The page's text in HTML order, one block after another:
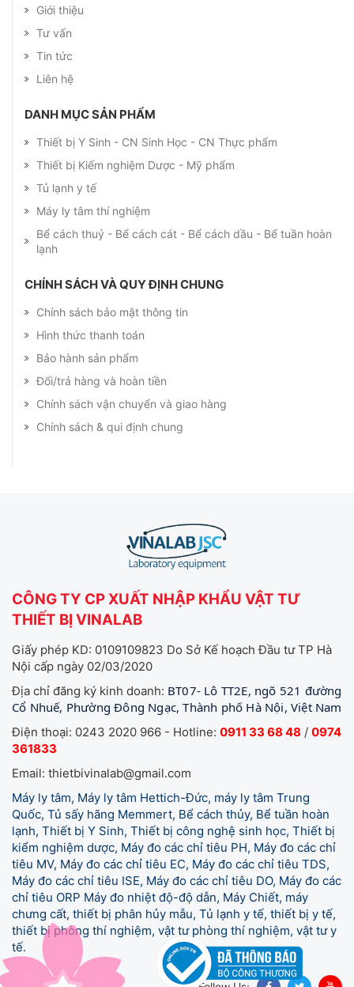
Giới thiệu
Tư vấn
Tin tức
Liên hệ
DANH MỤC SẢN PHẨM
Thiết bị Y Sinh - CN Sinh Học - CN Thực phẩm
Thiết bị Kiểm nghiệm Dược - Mỹ phẩm
Tủ lạnh y tế
Máy ly tâm thí nghiệm
Bể cách thuỷ - Bể cách cát - Bể cách dầu - Bể tuần hoàn
lạnh
CHÍNH SÁCH VÀ QUY ĐỊNH CHUNG
Chính sách bảo mật thông tin
Hình thức thanh toán
Bảo hành sản phẩm
Đổi/trả hàng và hoàn tiền
Chính sách vận chuyển và giao hàng
Chính sách & qui định chung
CÔNG TY CP XUẤT NHẬP KHẨU VẬT TƯ
THIẾT BỊ VINALAB
Giấy phép KD: 0109109823 Do Sở Kế hoạch Đầu tư TP Hà
Nội cấp ngày 02/03/2020
Địa chỉ đăng ký kinh doanh: BT07- Lô TT2E, ngõ 521 đường
Cổ Nhuế, Phường Đông Ngạc, Thành phố Hà Nội, Việt Nam
Điện thoại: 0243 2020 966 - Hotline: 0911 33 68 48 / 0974
361833
Email: thietbivinalab@gmail.com
Máy ly tâm, Máy ly tâm Hettich-Đức, máy ly tâm Trung
Quốc, Tủ sấy hãng Memmert, Bể cách thủy, Bể tuần hoàn
lạnh, Thiết bị Y Sinh, Thiết bị công nghệ sinh học, Thiết bị
kiểm nghiệm dược, Máy đo các chỉ tiêu PH, Máy đo các chỉ
tiêu MV, Máy đo các chỉ tiêu EC, Máy đo các chỉ tiêu TDS,
Máy đo các chỉ tiêu ISE, Máy đo các chỉ tiêu DO, Máy đo các
chỉ tiêu ORP Máy đo nhiệt độ-độ dẫn, Máy Chiết, máy
chưng cất, thiết bị phân hủy mẫu, Tủ lạnh y tế, thiết bị y tế,
thiết bị phòng thí nghiệm, vật tư phòng thí nghiệm, vật tư y
tế.